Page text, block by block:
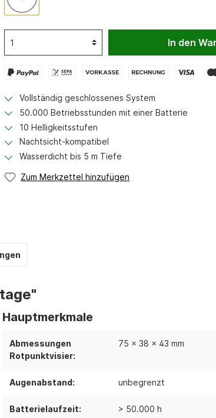
In den
Vollständig geschlossenes System
50.000 Betriebsstunden mit einer Batterie
10 Helligkeitsstufen
Nachtsicht-kompatibel
Wasserdicht bis 5 m Tiefe
Zum Merkzettel hinzufügen
Hauptmerkmale
Abmessungen
Rotpunktvisier:
75 x 38 x 43 mm
Augenabstand: unbegrenzt
Batterielaufzeit: > 50.000 h